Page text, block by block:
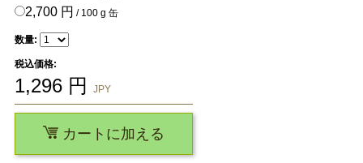
2,700 円 / 100 g 缶
数量:
税込価格:
1,296円 JPY
カートに加える